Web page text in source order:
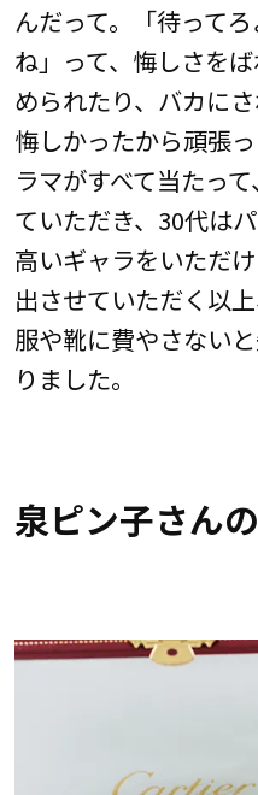
んだって。「待って
ね」って、悔しさを
められたり、バカに
悔しかったから頑張
ラマがすべて当たっ
ていただき、30代は
高いギャラをいただ
出させていただく以
服や靴に費やさない
りました。
泉ピン子さん